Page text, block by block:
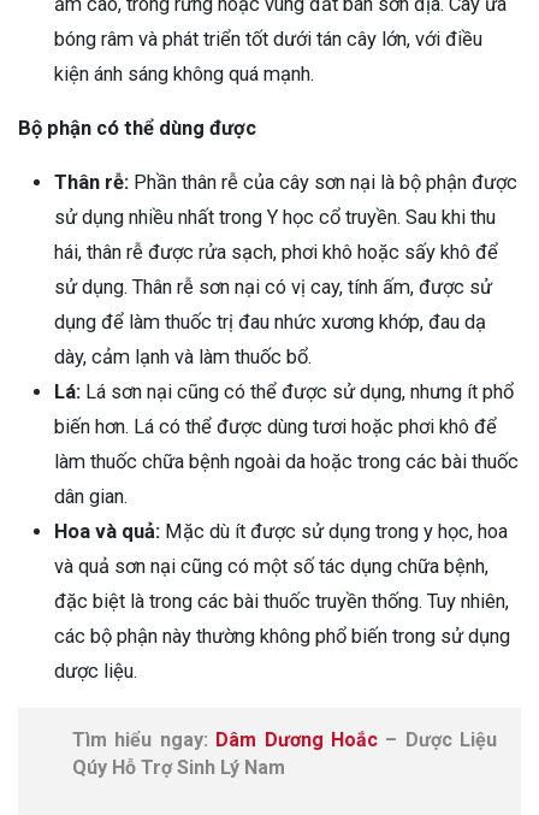
bóng râm và phát triển tốt dưới tán cây lớn, với điều
kiện ánh sáng không quá mạnh.
Bộ phận có thể dùng được
Thân rễ: Phần thân rễ của cây sơn nại là bộ phận được
sử dụng nhiều nhất trong Y học cổ truyền. Sau khi thu
hái, thân rễ được rửa sạch, phơi khô hoặc sấy khô để
sử dụng. Thân rễ sơn nại có vị cay, tính ấm, được sử
dụng để làm thuốc trị đau nhức xương khớp, đau dạ
dày, cảm lạnh và làm thuốc bổ.
Lá: Lá sơn nại cũng có thể được sử dụng, nhưng ít phổ
biến hơn. Lá có thể được dùng tươi hoặc phơi khô để
làm thuốc chữa bệnh ngoài da hoặc trong các bài thuốc
dân gian.
Hoa và quả: Mặc dù ít được sử dụng trong y học, hoa
và quả sơn nại cũng có một số tác dụng chữa bệnh,
đặc biệt là trong các bài thuốc truyền thống. Tuy nhiên,
các bộ phận này thường không phổ biến trong sử dụng
dược liệu.
Tìm hiểu ngay: Dâm Dương Hoắc– Dược Liệu
Qúy Hỗ Trợ Sinh Lý Nam